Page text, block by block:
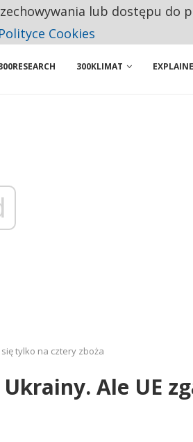
Z POLSKI
300KLIMAT
tylko na cztery zboża
Ale UE
lub dostępu do
Polityce Cookies